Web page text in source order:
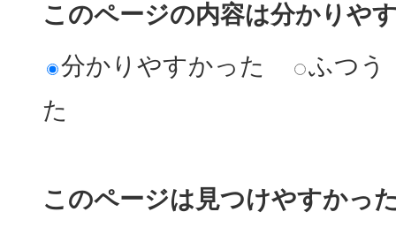
このページの内容は分かりや
分かりやすかった
ふつう
た
このページは見つけやすかっ